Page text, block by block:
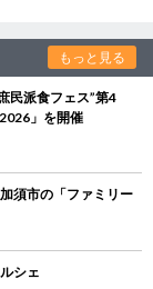
もっと見る
民派食フェス”第4
」を開催
須市の「ファミリー
シェ